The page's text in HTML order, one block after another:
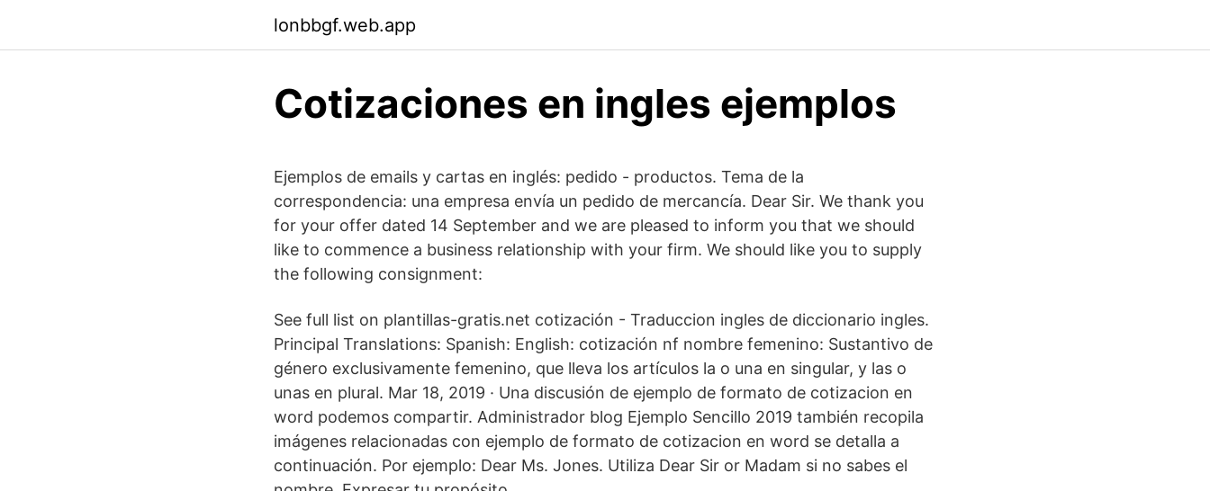
lonbbgf.web.app
Cotizaciones en ingles ejemplos
Ejemplos de emails y cartas en inglés: pedido - productos. Tema de la
correspondencia: una empresa envía un pedido de mercancía. Dear Sir. We thank you
for your offer dated 14 September and we are pleased to inform you that we should
like to commence a business relationship with your firm. We should like you to supply
the following consignment:
See full list on plantillas-gratis.net cotización - Traduccion ingles de diccionario ingles.
Principal Translations: Spanish: English: cotización nf nombre femenino: Sustantivo de
género exclusivamente femenino, que lleva los artículos la o una en singular, y las o
unas en plural. Mar 18, 2019 · Una discusión de ejemplo de formato de cotizacion en
word podemos compartir. Administrador blog Ejemplo Sencillo 2019 también recopila
imágenes relacionadas con ejemplo de formato de cotizacion en word se detalla a
continuación. Por ejemplo: Dear Ms. Jones. Utiliza Dear Sir or Madam si no sabes el